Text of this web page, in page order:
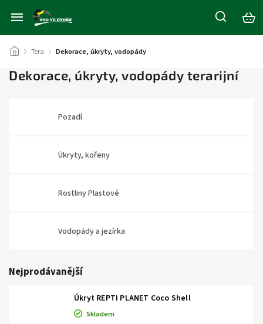
/ Tera / Dekorace, úkryty, vodopády
Dekorace, úkryty, vodopády terarijní
Pozadí
Úkryty, kořeny
Rostliny Plastové
Vodopády a jezírka
Nejprodávanější
Úkryt REPTI PLANET Coco Shell
Skladem